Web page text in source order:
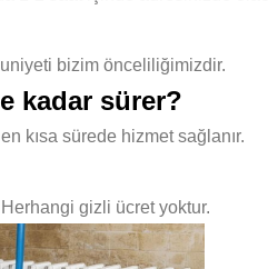
bizim önceliliğimizdir.
kadar sürer?
kısa sürede hizmet sağlanır.
gizli ücret yoktur.